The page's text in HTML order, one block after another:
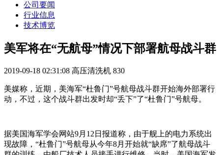
公司要闻
行业信息
技术博览
美军将在“无航母”情况下部署航母战斗群
2019-09-18 02:31:08 高压清洗机 830
美媒称，近期，美海军“杜鲁门”号航母战斗群开始海外部署行
动，不过，这个战斗群出发时却“丢下”了“杜鲁门”号航母。
据美国海军学会网站9月12日报道称，由于舰上的电力系统出
现故障，“杜鲁门”号航母从今年8月开始就“缺席”了航母战斗